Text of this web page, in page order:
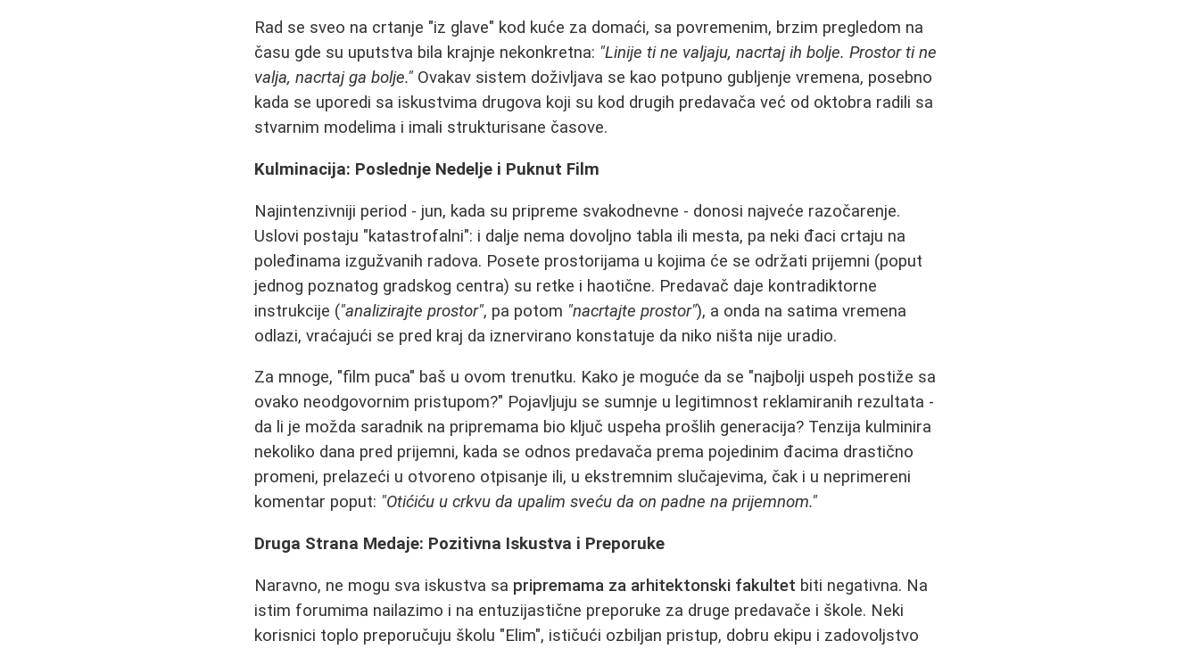
Rad se sveo na crtanje "iz glave" kod kuće za domaći, sa povremenim, brzim pregledom na
času gde su uputstva bila krajnje nekonkretna: "Linije ti ne valjaju, nacrtaj ih bolje. Prostor ti ne
valja, nacrtaj ga bolje." Ovakav sistem doživljava se kao potpuno gubljenje vremena, posebno
kada se uporedi sa iskustvima drugova koji su kod drugih predavača već od oktobra radili sa
stvarnim modelima i imali strukturisane časove.
Kulminacija: Poslednje Nedelje i Puknut Film
Najintenzivniji period - jun, kada su pripreme svakodnevne - donosi najveće razočarenje.
Uslovi postaju "katastrofalni": i dalje nema dovoljno tabla ili mesta, pa neki đaci crtaju na
poleđinama izgužvanih radova. Posete prostorijama u kojima će se održati prijemni (poput
jednog poznatog gradskog centra) su retke i haotične. Predavač daje kontradiktorne
instrukcije ("analizirajte prostor", pa potom "nacrtajte prostor"), a onda na satima vremena
odlazi, vraćajući se pred kraj da iznervirano konstatuje da niko ništa nije uradio.
Za mnoge, "film puca" baš u ovom trenutku. Kako je moguće da se "najbolji uspeh postiže sa
ovako neodgovornim pristupom?" Pojavljuju se sumnje u legitimnost reklamiranih rezultata -
da li je možda saradnik na pripremama bio ključ uspeha prošlih generacija? Tenzija kulminira
nekoliko dana pred prijemni, kada se odnos predavača prema pojedinim đacima drastično
promeni, prelazeći u otvoreno otpisanje ili, u ekstremnim slučajevima, čak i u neprimereni
komentar poput: "Otićiću u crkvu da upalim sveću da on padne na prijemnom."
Druga Strana Medaje: Pozitivna Iskustva i Preporuke
Naravno, ne mogu sva iskustva sa pripremama za arhitektonski fakultet biti negativna. Na
istim forumima nailazimo i na entuzijastične preporuke za druge predavače i škole. Neki
korisnici toplo preporučuju školu "Elim", ističući ozbiljan pristup, dobru ekipu i zadovoljstvo